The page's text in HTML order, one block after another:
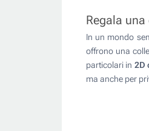
Regala
In un mondo
offrono una
particolari in 2D
ma anche per